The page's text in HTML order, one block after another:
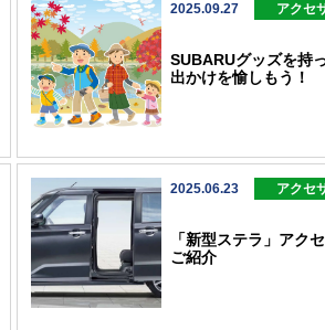
2025.09.27 アクセ
SUBARUグッズを持
出かけを愉しもう！
2025.06.23 アクセ
「新型ステラ」アク
ご紹介